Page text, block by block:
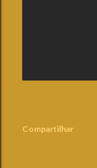
Compartilhar